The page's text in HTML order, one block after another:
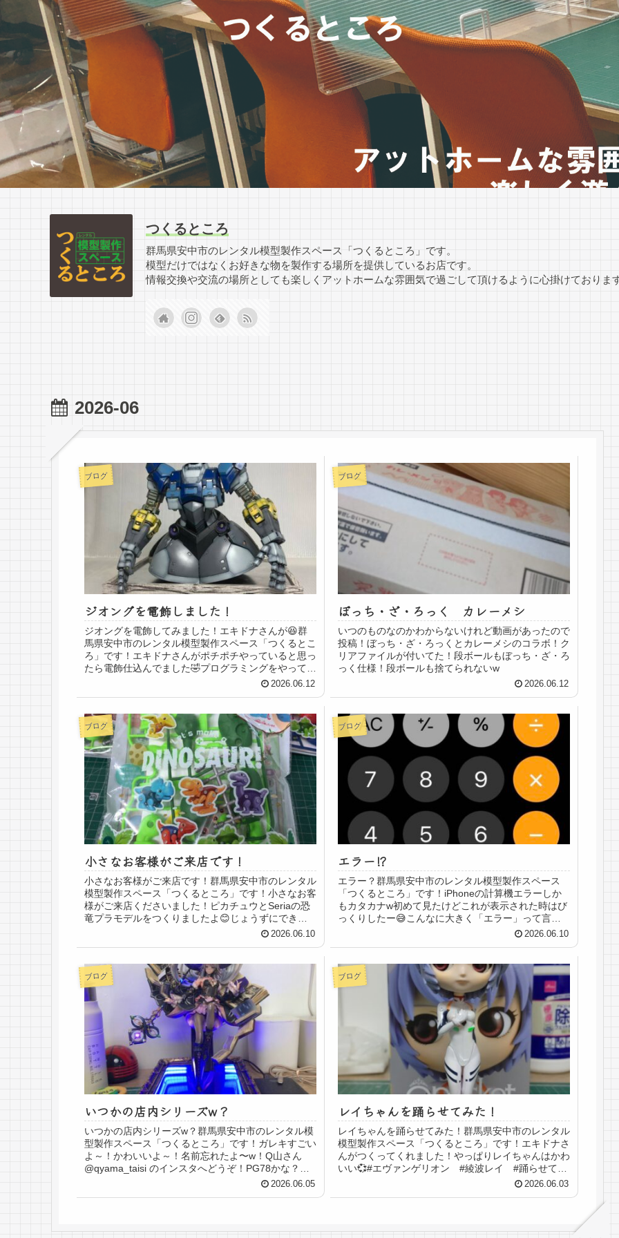
つくるところ
群馬県安中市のレンタル模型製作スペース「つくるところ」です。
模型だけではなくお好きな物を製作する場所を提供しているお店です。
情報交換や交流の場所としても楽しくアットホームな雰囲気で過ごして頂けるように心掛けておりま
2026-06
ブログ
ジオングを電飾しました！
ジオングを電飾してみました！エキドナさんが😆群
馬県安中市のレンタル模型製作スペース「つくるとこ
ろ」です！エキドナさんがポチポチやっていると思っ
たら電飾仕込んでました🤣プログラミングをやってこ
こがついて次はここで〜ボワーンて光って〜いろいろ
2026.06.12
ブログ
ぼっち・ざ・ろっく カレーメシ
いつのものなのかわからないけれど動画があったので
投稿！ぼっち・ざ・ろっくとカレーメシのコラボ！ク
リアファイルが付いてた！段ボールもぼっち・ざ・ろ
っく仕様！段ボールも捨てられないw
2026.06.12
ブログ
小さなお客様がご来店です！
小さなお客様がご来店です！群馬県安中市のレンタル
模型製作スペース「つくるところ」です！小さなお客
様がご来店くださいました！ピカチュウとSeriaの恐
竜プラモデルをつくりましたよ😊じょうずにできま
した👏楽しそうにつくって笑顔満開で完成品を見て...
2026.06.10
ブログ
エラー⁉️
エラー？群馬県安中市のレンタル模型製作スペース
「つくるところ」です！iPhoneの計算機エラーしか
もカタカナw初めて見たけどこれが表示された時はび
っくりしたー😅こんなに大きく「エラー」って言わ
れると叱られてる気分になるね😆見たことあります
2026.06.10
ブログ
いつかの店内シリーズw？
いつかの店内シリーズw？群馬県安中市のレンタル模
型製作スペース「つくるところ」です！ガレキすごい
よ～！かわいいよ～！名前忘れたよ〜w！Q山さん
@qyama_taisi のインスタへどうぞ！PG78かな？内
部フレームだけでもカッコいい！まだま... 2026.06.05
ブログ
レイちゃんを踊らせてみた！
レイちゃんを踊らせてみた！群馬県安中市のレンタル
模型製作スペース「つくるところ」です！エキドナさ
んがつくってくれました！やっぱりレイちゃんはかわ
いい💞#エヴァンゲリオン #綾波レイ #踊らせてみ
た #レンタル模型製作スペース #つくるところ...
2026.06.03